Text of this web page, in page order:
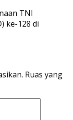
TNI
ke-128 di
Ruas yang